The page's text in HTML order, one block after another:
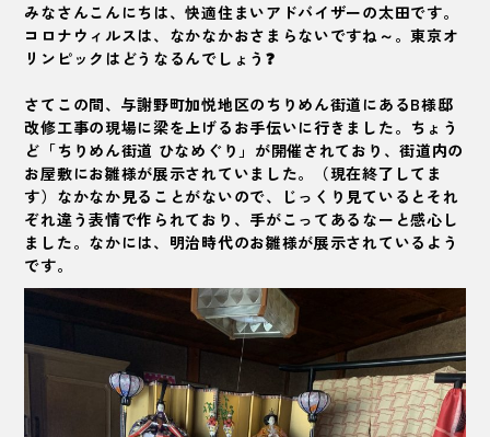
みなさんこんにちは、快適住まいアドバイザーの太田です。
コロナウィルスは、なかなかおさまらないですね～。東京オ
リンピックはどうなるんでしょう❓
さてこの間、与謝野町加悦地区のちりめん街道にあるB様邸
改修工事の現場に梁を上げるお手伝いに行きました。ちょう
ど「ちりめん街道 ひなめぐり」が開催されており、街道内の
お屋敷にお雛様が展示されていました。（現在終了してま
す）なかなか見ることがないので、じっくり見ているとそれ
ぞれ違う表情で作られており、手がこってあるなーと感心し
ました。なかには、明治時代のお雛様が展示されているよう
です。